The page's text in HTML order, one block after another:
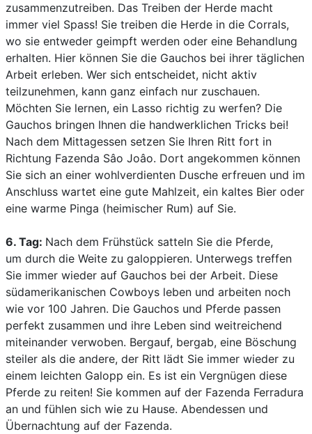
zusammenzutreiben. Das Treiben der Herde macht
immer viel Spass! Sie treiben die Herde in die Corrals,
wo sie entweder geimpft werden oder eine Behandlung
erhalten. Hier können Sie die Gauchos bei ihrer täglichen
Arbeit erleben. Wer sich entscheidet, nicht aktiv
teilzunehmen, kann ganz einfach nur zuschauen.
Möchten Sie lernen, ein Lasso richtig zu werfen? Die
Gauchos bringen Ihnen die handwerklichen Tricks bei!
Nach dem Mittagessen setzen Sie Ihren Ritt fort in
Richtung Fazenda Sâo Joâo. Dort angekommen können
Sie sich an einer wohlverdienten Dusche erfreuen und im
Anschluss wartet eine gute Mahlzeit, ein kaltes Bier oder
eine warme Pinga (heimischer Rum) auf Sie.
6. Tag: Nach dem Frühstück satteln Sie die Pferde,
um durch die Weite zu galoppieren. Unterwegs treffen
Sie immer wieder auf Gauchos bei der Arbeit. Diese
südamerikanischen Cowboys leben und arbeiten noch
wie vor 100 Jahren. Die Gauchos und Pferde passen
perfekt zusammen und ihre Leben sind weitreichend
miteinander verwoben. Bergauf, bergab, eine Böschung
steiler als die andere, der Ritt lädt Sie immer wieder zu
einem leichten Galopp ein. Es ist ein Vergnügen diese
Pferde zu reiten! Sie kommen auf der Fazenda Ferradura
an und fühlen sich wie zu Hause. Abendessen und
Übernachtung auf der Fazenda.